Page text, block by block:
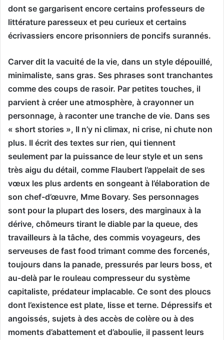
dont se gargarisent encore certains professeurs de
littérature paresseux et peu curieux et certains
écrivassiers encore prisonniers de poncifs surannés.
Carver dit la vacuité de la vie, dans un style dépouillé,
minimaliste, sans gras. Ses phrases sont tranchantes
comme des coups de rasoir. Par petites touches, il
parvient à créer une atmosphère, à crayonner un
personnage, à raconter une tranche de vie. Dans ses
« short stories », Il n’y ni climax, ni crise, ni chute non
plus. Il écrit des textes sur rien, qui tiennent
seulement par la puissance de leur style et un sens
très aigu du détail, comme Flaubert l’appelait de ses
vœux les plus ardents en songeant à l’élaboration de
son chef-d’œuvre, Mme Bovary. Ses personnages
sont pour la plupart des losers, des marginaux à la
dérive, chômeurs tirant le diable par la queue, des
travailleurs à la tâche, des commis voyageurs, des
serveuses de fast food trimant comme des forcenés,
toujours dans la panade, pressurés par leurs boss, et
au-delà par le rouleau compresseur du système
capitaliste, prédateur implacable. Ce sont des ploucs
dont l’existence est plate, lisse et terne. Dépressifs et
angoissés, sujets à des accès de colère ou à des
moments d’abattement et d’aboulie, il passent leurs